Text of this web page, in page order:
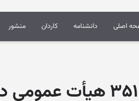
اصلی دانشنامه کاردان منشور
رأی شماره ۳۵۱